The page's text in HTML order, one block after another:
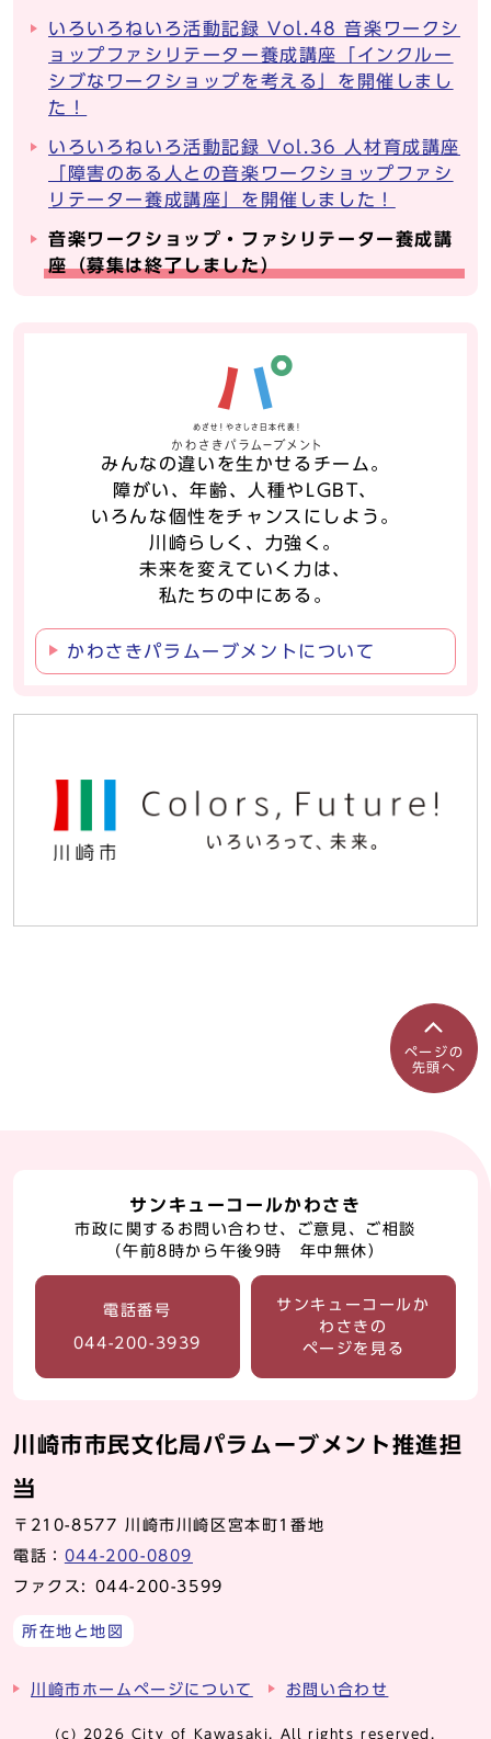
いろいろねいろ活動記録 Vol.48 音楽ワークシ
ョップファシリテーター養成講座「インクルー
シブなワークショップを考える」を開催しまし
た！
いろいろねいろ活動記録 Vol.36 人材育成講座
「障害のある人との音楽ワークショップファシ
リテーター養成講座」を開催しました！
音楽ワークショップ・ファシリテーター養成講
座（募集は終了しました）
みんなの違いを生かせるチーム。
障がい、年齢、人種やLGBT、
いろんな個性をチャンスにしよう。
川崎らしく、力強く。
未来を変えていく力は、
私たちの中にある。
かわさきパラムーブメントについて
ページの
先頭へ
サンキューコールかわさき
市政に関するお問い合わせ、ご意見、ご相談
（午前8時から午後9時 年中無休）
電話番号
044-200-3939
サンキューコールか
わさきの
ページを見る
川崎市市民文化局パラムーブメント推進担
当
〒210-8577 川崎市川崎区宮本町1番地
電話： 044-200-0809
ファクス: 044-200-3599
所在地と地図
川崎市ホームページについて お問い合わせ
(c) 2026 City of Kawasaki. All rights reserved.